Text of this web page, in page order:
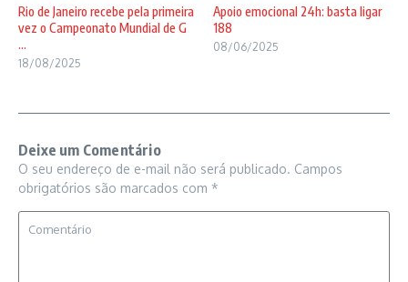
Rio de Janeiro recebe pela primeira
vez o Campeonato Mundial de G
...
18/08/2025
Apoio emocional 24h: basta ligar
188
08/06/2025
Deixe um Comentário
O seu endereço de e-mail não será publicado. Campos
obrigatórios são marcados com *